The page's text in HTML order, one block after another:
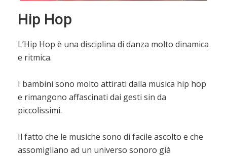
Hip Hop
L’Hip Hop è una disciplina di danza molto dinamica
e ritmica.
I bambini sono molto attirati dalla musica hip hop
e rimangono affascinati dai gesti sin da
piccolissimi.
Il fatto che le musiche sono di facile ascolto e che
assomigliano ad un universo sonoro già